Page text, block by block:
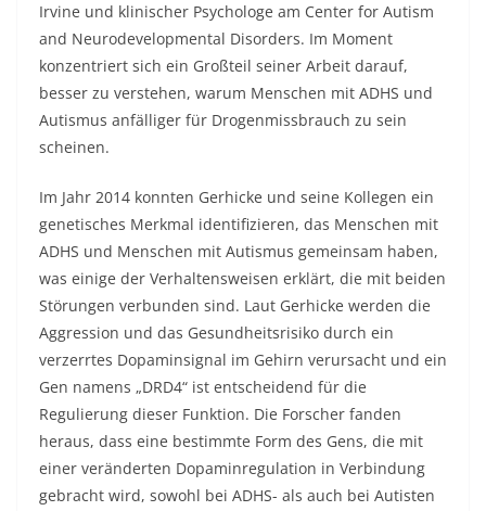
Irvine und klinischer Psychologe am Center for Autism
and Neurodevelopmental Disorders. Im Moment
konzentriert sich ein Großteil seiner Arbeit darauf,
besser zu verstehen, warum Menschen mit ADHS und
Autismus anfälliger für Drogenmissbrauch zu sein
scheinen.
Im Jahr 2014 konnten Gerhicke und seine Kollegen ein
genetisches Merkmal identifizieren, das Menschen mit
ADHS und Menschen mit Autismus gemeinsam haben,
was einige der Verhaltensweisen erklärt, die mit beiden
Störungen verbunden sind. Laut Gerhicke werden die
Aggression und das Gesundheitsrisiko durch ein
verzerrtes Dopaminsignal im Gehirn verursacht und ein
Gen namens „DRD4“ ist entscheidend für die
Regulierung dieser Funktion. Die Forscher fanden
heraus, dass eine bestimmte Form des Gens, die mit
einer veränderten Dopaminregulation in Verbindung
gebracht wird, sowohl bei ADHS- als auch bei Autisten